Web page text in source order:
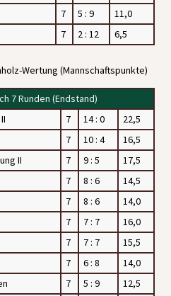
7 5 : 9
11,0
7 2 : 12 6,5
Wertung (Mannschaftspunkte)
7 Runden (Endstand)
7 14 : 0
22,5
7 10 : 4
16,5
II 7 9 : 5
17,5
7 8 : 6
14,5
7 8 : 6
14,0
7 7 : 7
16,0
7 7 : 7
15,5
7 6 : 8
14,0
7 5 : 9
12,5